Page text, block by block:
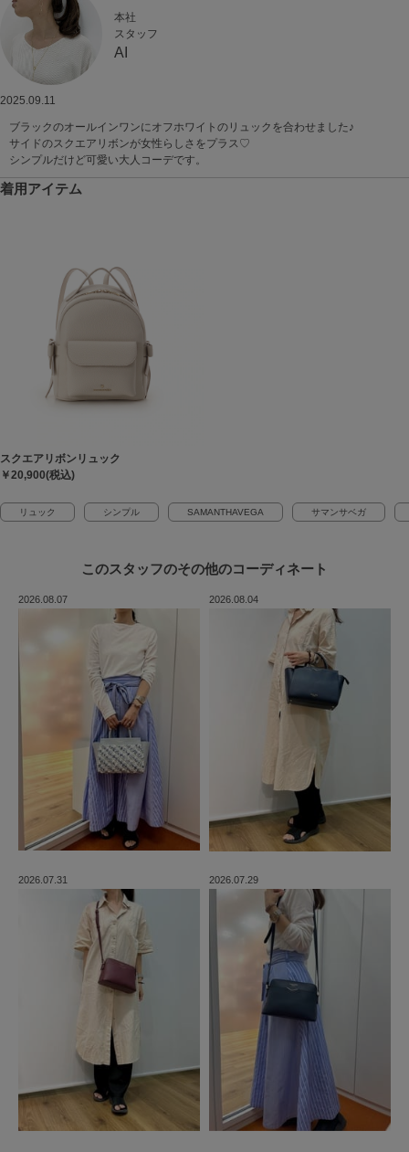
本社
スタッフ
AI
2025.09.11
ブラックのオールインワンにオフホワイトのリュックを合わせました♪
サイドのスクエアリボンが女性らしさをプラス♡
シンプルだけど可愛い大人コーデです。
着用アイテム
スクエアリボンリュック
￥20,900(税込)
リュック シンプル SAMANTHAVEGA サマンサベガ
このスタッフのその他のコーディネート
2026.08.07 2026.08.04
2026.07.31 2026.07.29